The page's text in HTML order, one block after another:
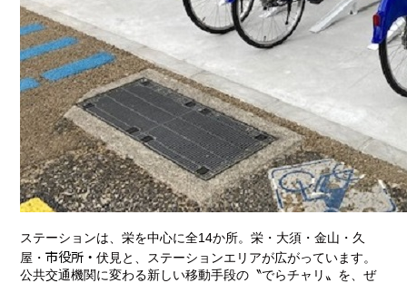
ステーションは、栄を中心に全14か所。栄・大須・金山・久
屋・市役所・伏見と、ステーションエリアが広がっています。
公共交通機関に変わる新しい移動手段の〝でらチャリ〟を、ぜ